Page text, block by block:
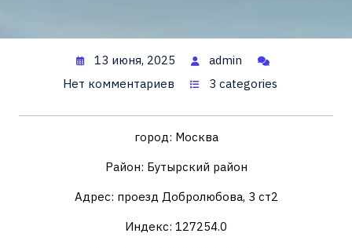
13 июня, 2025
admin
Нет комментариев
3 categories
город: Москва
Район: Бутырский район
Адрес: проезд Добролюбова, 3 ст2
Индекс: 127254.0